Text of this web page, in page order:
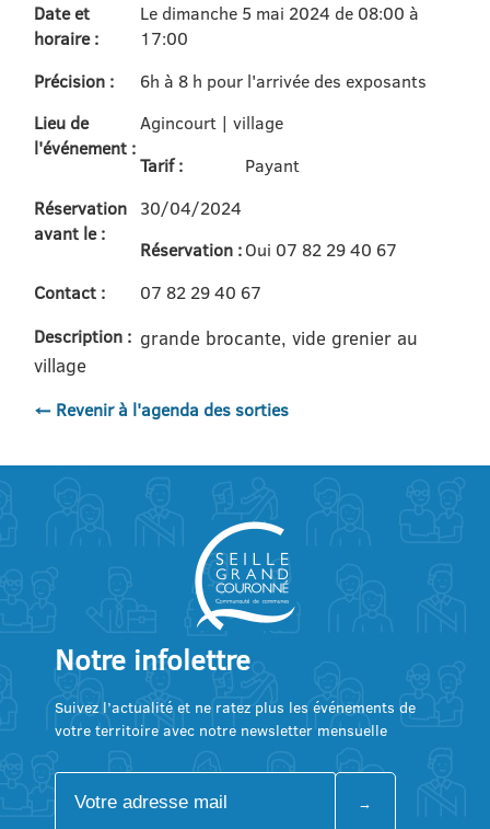
Date et
horaire :
Le dimanche 5 mai 2024 de 08:00 à
17:00
Précision :
6h à 8 h pour l'arrivée des exposants
Lieu de
l'événement :
Agincourt | village
Tarif :
Payant
Réservation
avant le :
30/04/2024
Réservation : Oui 07 82 29 40 67
Contact :
07 82 29 40 67
Description : grande brocante, vide grenier au
village
← Revenir à l'agenda des sorties
Notre infolettre
Suivez l’actualité et ne ratez plus les événements de
votre territoire avec notre newsletter mensuelle